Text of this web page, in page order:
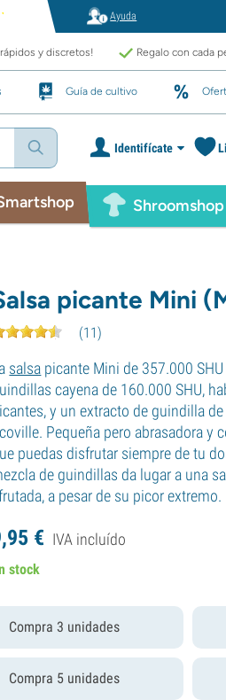
Ayuda
rápidos y discretos! Regalo con cada
Guía de cultivo
Identifícate
Shroomshop
picante Mini
(11)
salsa picante Mini de 357.000
cayena de 160.000 SHU,
y un extracto de guindilla
Pequeña pero abrasadora y
puedas disfrutar siempre de tu
de guindillas da lugar a una
a pesar de su picor extremo.
95 € IVA incluído
stock
Compra 3 unidades
Compra 5 unidades